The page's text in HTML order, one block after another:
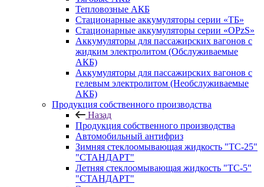
Тепловозные АКБ
Стационарные аккумуляторы серии «ТБ»
Стационарные аккумуляторы серии «OPzS»
Аккумуляторы для пассажирских вагонов с
жидким электролитом (Обслуживаемые
АКБ)
Аккумуляторы для пассажирских вагонов с
гелевым электролитом (Необслуживаемые
АКБ)
Продукция собственного производства
Назад
Продукция собственного производства
Автомобильный антифриз
Зимняя стеклоомывающая жидкость "ТС-25"
"СТАНДАРТ"
Летняя стеклоомывающая жидкость "ТС-5"
"СТАНДАРТ"